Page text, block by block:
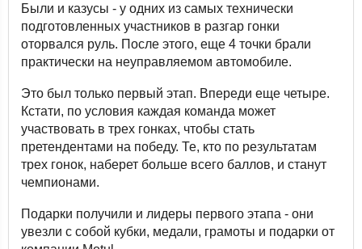
Были и казусы - у одних из самых технически
подготовленных участников в разгар гонки
оторвался руль. После этого, еще 4 точки брали
практически на неуправляемом автомобиле.
Это был только первый этап. Впереди еще четыре.
Кстати, по условия каждая команда может
участвовать в трех гонках, чтобы стать
претендентами на победу. Те, кто по результатам
трех гонок, наберет больше всего баллов, и станут
чемпионами.
Подарки получили и лидеры первого этапа - они
увезли с собой кубки, медали, грамоты и подарки от